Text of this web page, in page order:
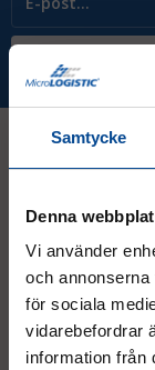
Samtycke
Denna
Vi använder
och
för sociala
vidarebefordrar
information från
08 - 544